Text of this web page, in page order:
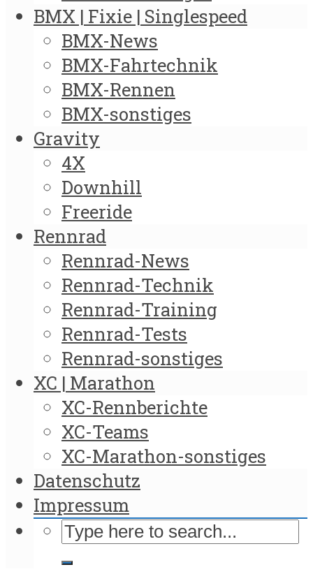
BMX | Fixie | Singlespeed
BMX-News
BMX-Fahrtechnik
BMX-Rennen
BMX-sonstiges
Gravity
4X
Downhill
Freeride
Rennrad
Rennrad-News
Rennrad-Technik
Rennrad-Training
Rennrad-Tests
Rennrad-sonstiges
XC | Marathon
XC-Rennberichte
XC-Teams
XC-Marathon-sonstiges
Datenschutz
Impressum